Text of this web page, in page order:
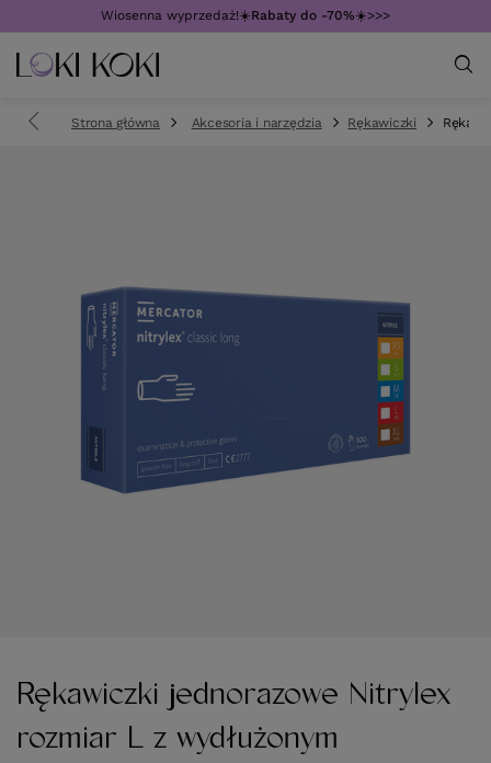
Wiosenna wyprzedaż!☀️Rabaty do -70%☀️>>>
Strona główna Akcesoria i narzędzia Rękawiczki
Rękawiczki jednorazowe Nitrylex
rozmiar L z wydłużonym